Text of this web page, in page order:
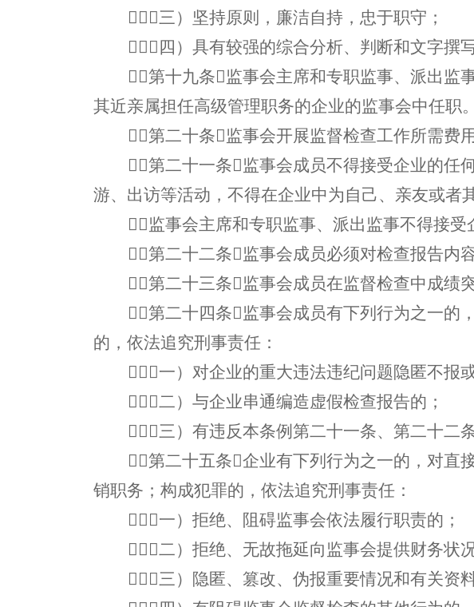
（三）坚持原则，廉洁自持，忠于职守；
（四）具有较强的综合分析、判断和文字撰
第十九条监事会主席和专职监事、派出监
其近亲属担任高级管理职务的企业的监事会中任职。
第二十条监事会开展监督检查工作所需费
第二十一条监事会成员不得接受企业的任
游、出访等活动，不得在企业中为自己、亲友或者
监事会主席和专职监事、派出监事不得接受
第二十二条监事会成员必须对检查报告内
第二十三条监事会成员在监督检查中成绩
第二十四条监事会成员有下列行为之一的
的，依法追究刑事责任：
（一）对企业的重大违法违纪问题隐匿不报
（二）与企业串通编造虚假检查报告的；
（三）有违反本条例第二十一条、第二十二
第二十五条企业有下列行为之一的，对直
销职务；构成犯罪的，依法追究刑事责任：
（一）拒绝、阻碍监事会依法履行职责的；
（二）拒绝、无故拖延向监事会提供财务状
（三）隐匿、篡改、伪报重要情况和有关资